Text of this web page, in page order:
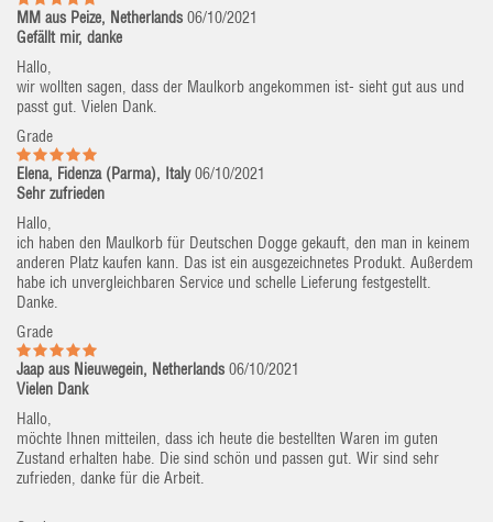
MM aus Peize, Netherlands 06/10/2021
Gefällt mir, danke
Hallo,
wir wollten sagen, dass der Maulkorb angekommen ist- sieht gut aus und
passt gut. Vielen Dank.
Grade
Elena, Fidenza (Parma), Italy 06/10/2021
Sehr zufrieden
Hallo,
ich haben den Maulkorb für Deutschen Dogge gekauft, den man in keinem
anderen Platz kaufen kann. Das ist ein ausgezeichnetes Produkt. Außerdem
habe ich unvergleichbaren Service und schelle Lieferung festgestellt.
Danke.
Grade
Jaap aus Nieuwegein, Netherlands 06/10/2021
Vielen Dank
Hallo,
möchte Ihnen mitteilen, dass ich heute die bestellten Waren im guten
Zustand erhalten habe. Die sind schön und passen gut. Wir sind sehr
zufrieden, danke für die Arbeit.